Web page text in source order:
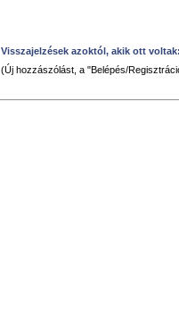
Visszajelzések azoktól, akik ott
(Új hozzászólást, a "Belépés/